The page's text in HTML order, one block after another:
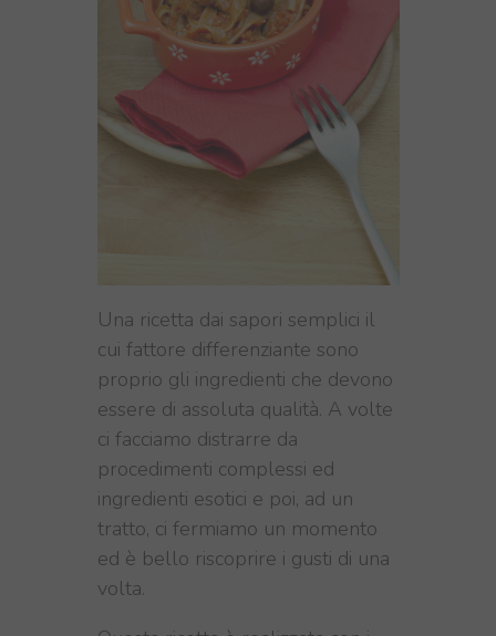
Una ricetta dai sapori semplici il
cui fattore differenziante sono
proprio gli ingredienti che devono
essere di assoluta qualità. A volte
ci facciamo distrarre da
procedimenti complessi ed
ingredienti esotici e poi, ad un
tratto, ci fermiamo un momento
ed è bello riscoprire i gusti di una
volta.